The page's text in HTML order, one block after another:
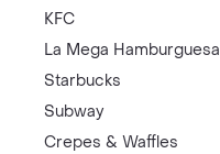
KFC
La Mega Hamburguesa
Starbucks
Subway
Crepes & Waffles